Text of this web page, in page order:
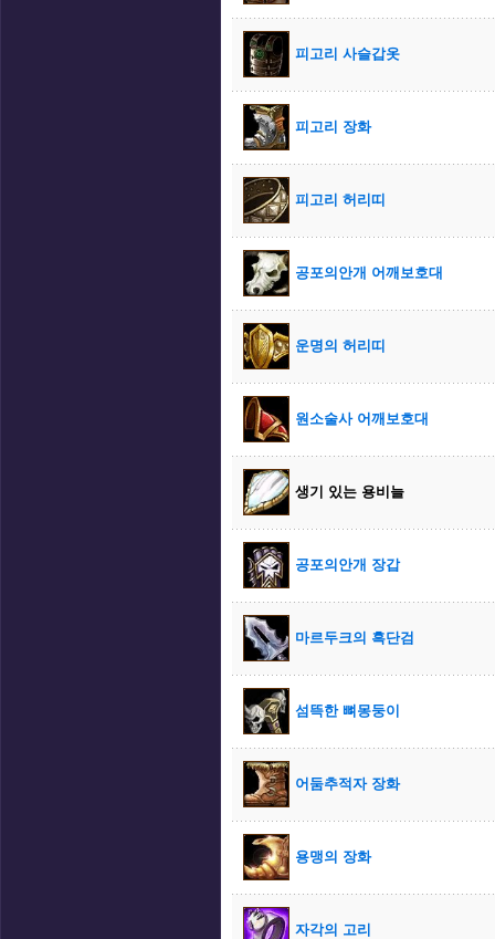
피고리 사슬갑옷
피고리 장화
피고리 허리띠
공포의안개 어깨보호대
운명의 허리띠
원소술사 어깨보호대
생기 있는 용비늘
공포의안개 장갑
마르두크의 흑단검
섬뜩한 뼈몽둥이
어둠추적자 장화
용맹의 장화
자각의 고리